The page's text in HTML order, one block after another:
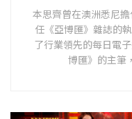
本思齊曾在澳洲悉尼
任《亞博匯》雜誌的
了行業領先的每日電
博匯》的主筆